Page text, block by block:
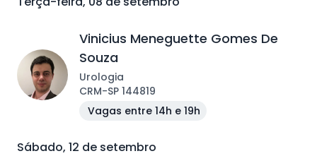
Vinicius Meneguette Gomes De
Souza
Urologia
CRM-SP 144819
Vagas entre 14h e 19h
Sábado, 12 de setembro